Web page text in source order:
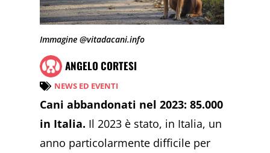
Immagine @vitadacani.info
ANGELO CORTESI
NEWS ED EVENTI
Cani abbandonati nel 2023: 85.000
in Italia. Il 2023 è stato, in Italia, un
anno particolarmente difficile per